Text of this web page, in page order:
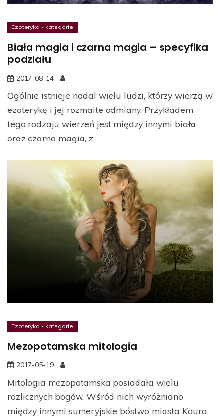
Ezoteryka - kategorie
Biała magia i czarna magia – specyfika
podziału
2017-08-14
Ogólnie istnieje nadal wielu ludzi, którzy wierzą w
ezoterykę i jej rozmaite odmiany. Przykładem
tego rodzaju wierzeń jest między innymi biała
oraz czarna magia, z
Ezoteryka - kategorie
Mezopotamska mitologia
2017-05-19
Mitologia mezopotamska posiadała wielu
rozlicznych bogów. Wśród nich wyróżniano
między innymi sumeryjskie bóstwo miasta Kaura.